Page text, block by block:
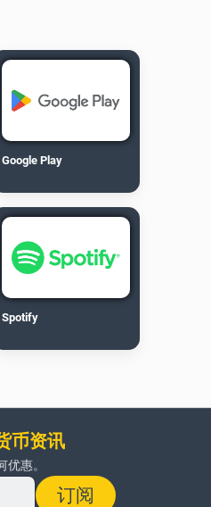
Google Play
Spotify
币资讯
惠。
订阅